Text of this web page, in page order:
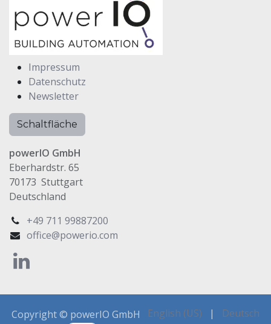
Impressum
Datenschutz
Newsletter
Schaltfläche
powerIO GmbH
Eberhardstr. 65
70173 Stuttgart
Deutschland
+49 711 99887200
office@powerio.com
Copyright © powerIO GmbH English (US) |
Deutsch